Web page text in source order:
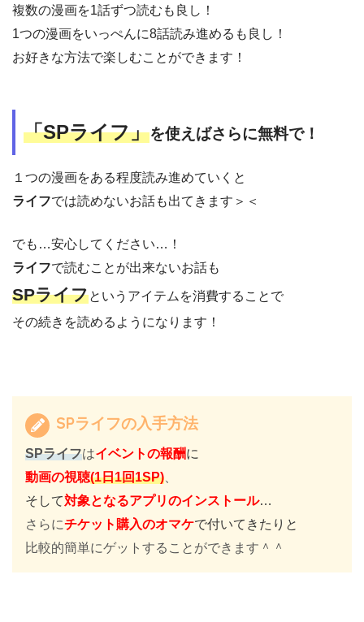
複数の漫画を1話ずつ読むも良し！
1つの漫画をいっぺんに8話読み進めるも良し！
お好きな方法で楽しむことができます！
「SPライフ」を使えばさらに無料で！
１つの漫画をある程度読み進めていくと
ライフでは読めないお話も出てきます＞＜
でも…安心してください…！
ライフで読むことが出来ないお話も
SPライフというアイテムを消費することで
その続きを読めるようになります！
SPライフの入手方法
SPライフはイベントの報酬に
動画の視聴(1日1回1SP)、
そして対象となるアプリのインストール…
さらにチケット購入のオマケで付いてきたりと
比較的簡単にゲットすることができます＾＾